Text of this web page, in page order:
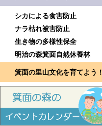
シカによる食害防止
ナラ枯れ被害防止
生き物の多様性保全
明治の森箕面自然休養林
箕面の里山文化を育てよう！